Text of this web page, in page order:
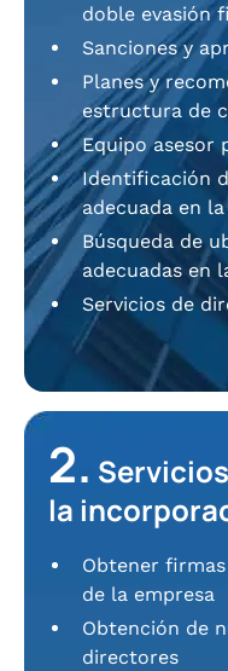
doble evasión
Sanciones y
Planes y
estructura de
Equipo asesor
Identificación
adecuada en
Búsqueda de
adecuadas en
Servicios de
2.
la
Obtener
de la empresa
Obtención de
directores